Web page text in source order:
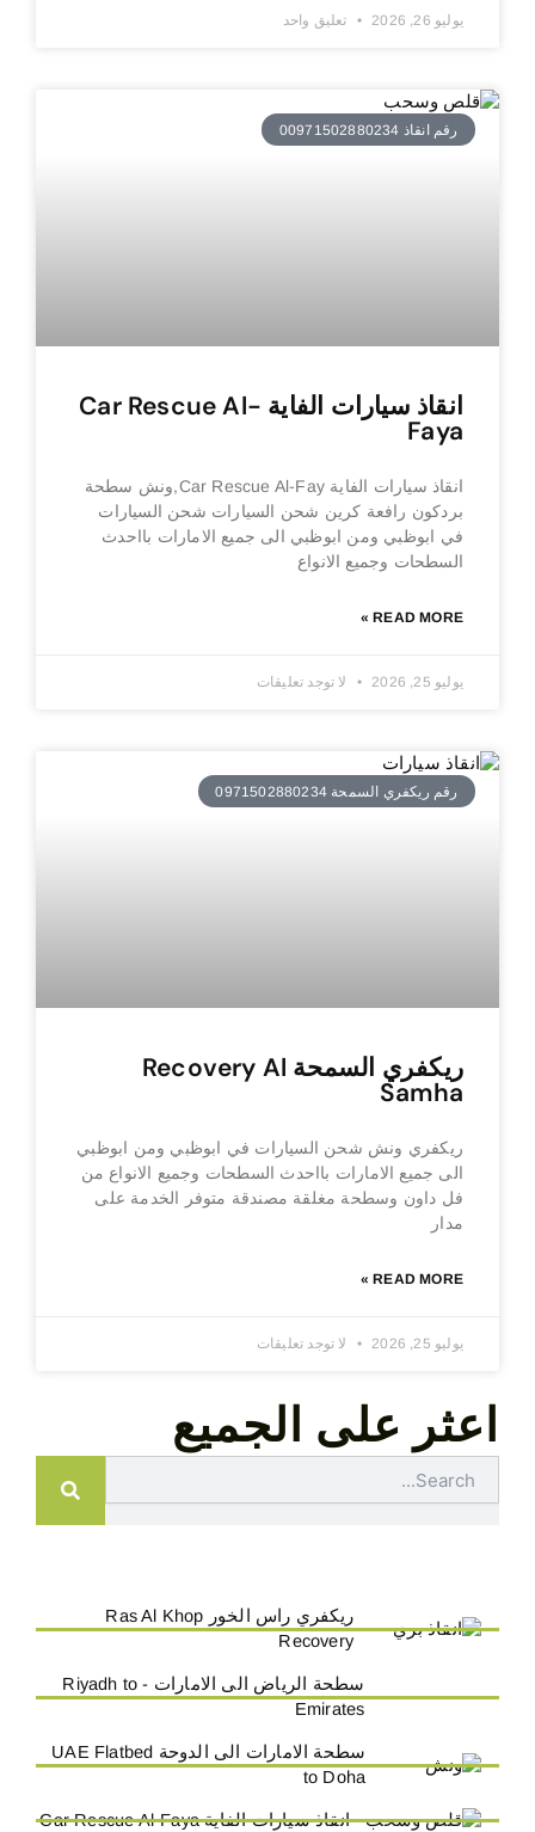
يوليو 26, 2026 تعليق واحد
رقم انقاذ 00971502880234
انقاذ سيارات الفاية Car Rescue Al-
Faya
انقاذ سيارات الفاية Car Rescue Al-Fay,ونش سطحة
بردكون رافعة كرين شحن السيارات شحن السيارات
في ابوظبي ومن ابوظبي الى جميع الامارات بااحدث
السطحات وجميع الانواع
READ MORE »
يوليو 25, 2026 لا توجد تعليقات
رقم ريكفري السمحة 0971502880234
ريكفري السمحة Recovery Al
Samha
ريكفري ونش شحن السيارات في ابوظبي ومن ابوظبي
الى جميع الامارات بااحدث السطحات وجميع الانواع من
فل داون وسطحة مغلقة مصندقة متوفر الخدمة على
مدار
READ MORE »
يوليو 25, 2026 لا توجد تعليقات
اعثر على الجميع
ريكفري راس الخور Ras Al Khop
Recovery
سطحة الرياض الى الامارات - Riyadh to
Emirates
سطحة الامارات الى الدوحة UAE Flatbed
to Doha
انقاذ سيارات الفاية Car Rescue Al-Faya